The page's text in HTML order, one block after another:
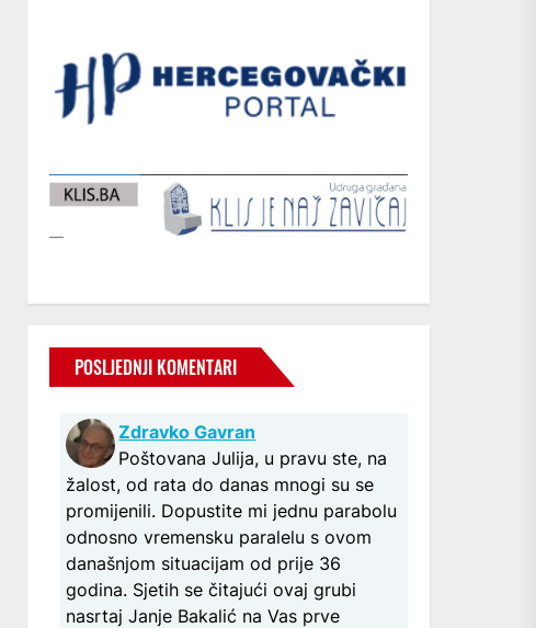
POSLJEDNJI KOMENTARI
Zdravko Gavran
Poštovana Julija, u pravu ste, na
žalost, od rata do danas mnogi su se
promijenili. Dopustite mi jednu parabolu
odnosno vremensku paralelu s ovom
današnjom situacijam od prije 36
godina. Sjetih se čitajući ovaj grubi
nasrtaj Janje Bakalić na Vas prve